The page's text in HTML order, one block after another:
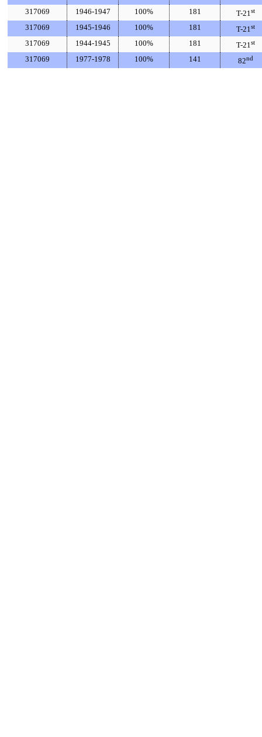
317069
1946-1947 100% 181 T-21st
317069 1945-1946 100% 181 T-21st
317069 1944-1945 100% 181 T-21st
317069 1977-1978 100% 141 82nd